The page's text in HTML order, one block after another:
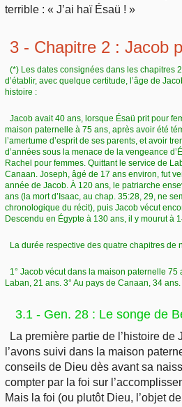
terrible : « J’ai haï Ésaü ! »
3 - Chapitre 2 : Jacob
(*) Les dates consignées dans les chapitres
d’établir, avec quelque certitude, l’âge de
histoire :
Jacob avait 40 ans, lorsque Ésaü prit pour
maison paternelle à 75 ans, après avoir été
l’amertume d’esprit de ses parents, et avoir
d’années sous la menace de la vengeance
Rachel pour femmes. Quittant le service de
Canaan. Joseph, âgé de 17 ans environ, fut
année de Jacob. À 120 ans, le patriarche
ans (la mort d’Isaac, au chap. 35:28, 29, ne
chronologique du récit), puis Jacob vécut
Descendu en Égypte à 130 ans, il y mourut à
La durée respective des quatre chapitres de
1° Jacob vécut dans la maison paternelle 75
Laban, 21 ans. 3° Au pays de Canaan, 34
3.1 - Gen. 28 : Le songe de
La première partie de l’histoire de
l’avons suivi dans la maison
conseils de Dieu dès avant sa
compter par la foi sur
Mais la foi (ou plutôt Dieu, l’objet